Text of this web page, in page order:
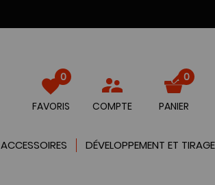
0
FAVORIS COMPTE
0
PANIER
ACCESSOIRES DÉVELOPPEMENT ET TIRAGE